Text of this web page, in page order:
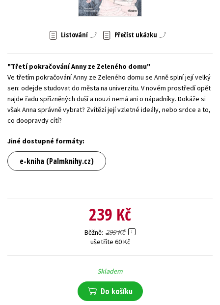
Zahraniční literatura
Všechny tituly
Listování Přečíst ukázku
Třetí pokračování Anny ze Zeleného domu
Ve třetím pokračování Anny ze Zeleného domu se Anně splní její velký
sen: odejde studovat do města na univerzitu. V novém prostředí opět
najde řadu spřízněných duší a nouzi nemá ani o nápadníky. Dokáže si
však Anna správně vybrat? Zvítězí její vzletné ideály, nebo srdce a to,
co doopravdy cítí?
Jiné dostupné formáty:
e-kniha (Palmknihy.cz)
239 Kč
Běžně 299 Kč
ušetříte 60 Kč
Skladem
Do košíku